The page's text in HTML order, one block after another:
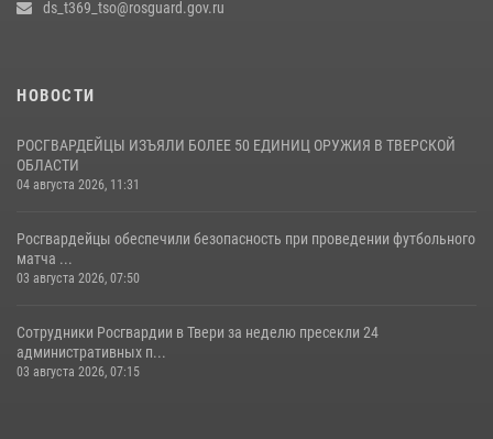
08 июля 2026, 12:16 1
ds_t369_tso@rosguard.gov.ru
НОВОСТИ
РОСГВАРДЕЙЦЫ ИЗЪЯЛИ БОЛЕЕ 50 ЕДИНИЦ ОРУЖИЯ В ТВЕРСКОЙ
ОБЛАСТИ
04 августа 2026, 11:31
Росгвардейцы обеспечили безопасность при проведении футбольного
матча ...
03 августа 2026, 07:50
Сотрудники Росгвардии в Твери за неделю пресекли 24
административных п...
03 августа 2026, 07:15